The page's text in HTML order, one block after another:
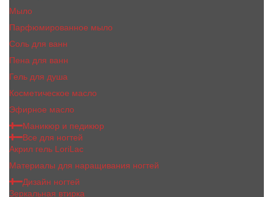
Мыло
Парфюмированное мыло
Соль для ванн
Пена для ванн
Гель для душа
Косметическое масло
Эфирное масло
Маникюр и педикюр
Все для ногтей
Акрил гель LoriLac
Материалы для наращивания ногтей
Дизайн ногтей
Зеркальная втирка